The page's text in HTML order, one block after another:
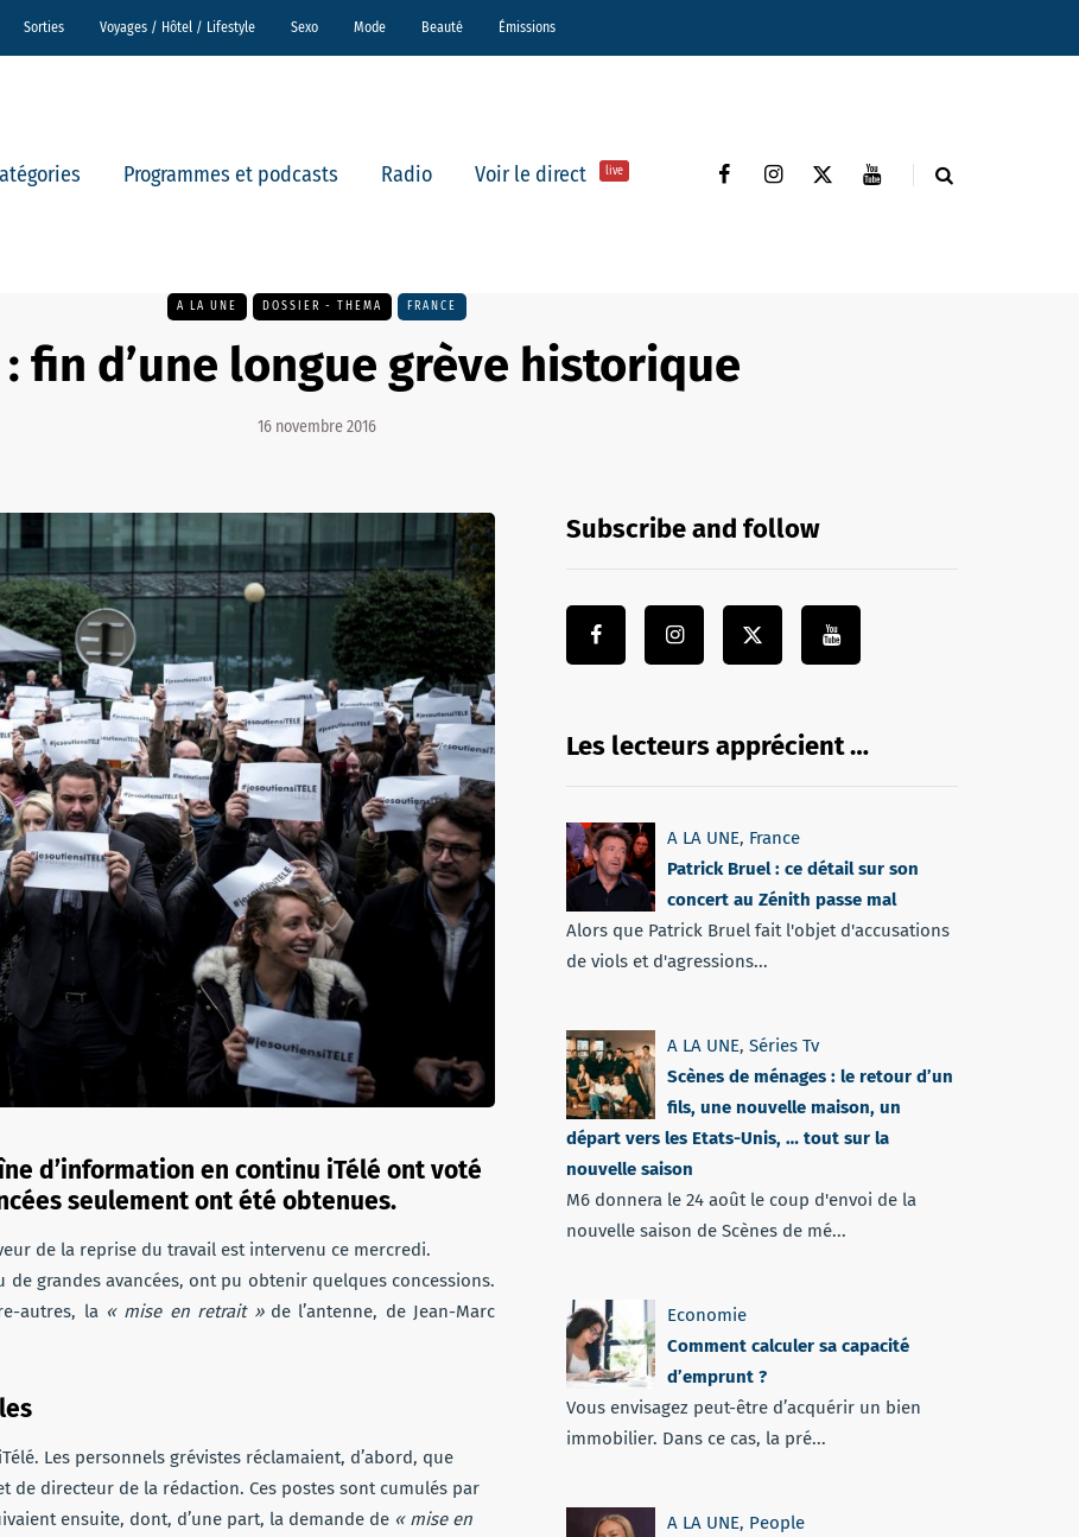
Sorties Voyages / Hôtel / Lifestyle Sexo Mode Beauté Émissions
Programmes et podcasts Radio Voir le direct live
A LA UNE DOSSIER - THEMA FRANCE
fin d’une longue grève historique
16 novembre 2016
d’information en continu iTélé ont voté
seulement ont été obtenues.
de la reprise du travail est intervenu ce mercredi.
grandes avancées, ont pu obtenir quelques concessions.
autres, la « mise en retrait »de l’antenne, de Jean-Marc
Les personnels grévistes réclamaient, d’abord, que
de directeur de la rédaction. Ces postes sont cumulés par
ensuite, dont, d’une part, la demande de « mise en
Subscribe and follow
Les lecteurs apprécient …
A LA UNE, France
Patrick Bruel : ce détail sur son
concert au Zénith passe mal
Alors que Patrick Bruel fait l'objet d'accusations
de viols et d'agressions...
A LA UNE, Séries Tv
Scènes de ménages : le retour d’un
fils, une nouvelle maison, un
départ vers les Etats-Unis, … tout sur la
nouvelle saison
M6 donnera le 24 août le coup d'envoi de la
nouvelle saison de Scènes de mé...
Economie
Comment calculer sa capacité
d’emprunt ?
Vous envisagez peut-être d’acquérir un bien
immobilier. Dans ce cas, la pré...
A LA UNE, People